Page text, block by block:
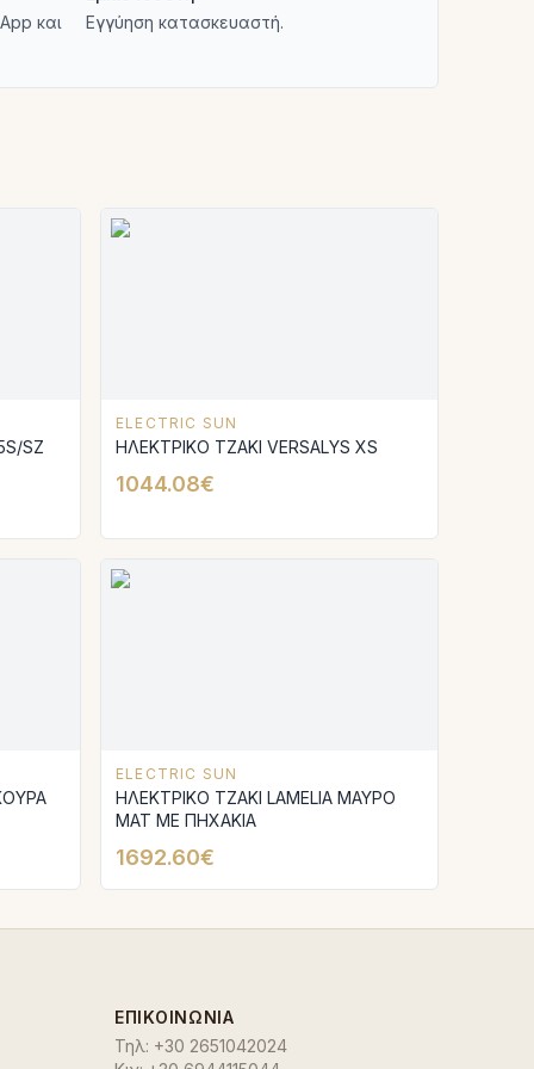
και
Εγγύηση κατασκευαστή.
SZ
ELECTRIC SUN
ΗΛΕΚΤΡΙΚΟ ΤΖΑΚΙ VERSALYS XS
1044.08€
ELECTRIC SUN
ΗΛΕΚΤΡΙΚΟ ΤΖΑΚΙ LAMELIA ΜΑΥΡΟ
ΜΑΤ ΜΕ ΠΗΧΑΚΙΑ
1692.60€
ΕΠΙΚΟΙΝΩΝΊΑ
Τηλ: +30 2651042024